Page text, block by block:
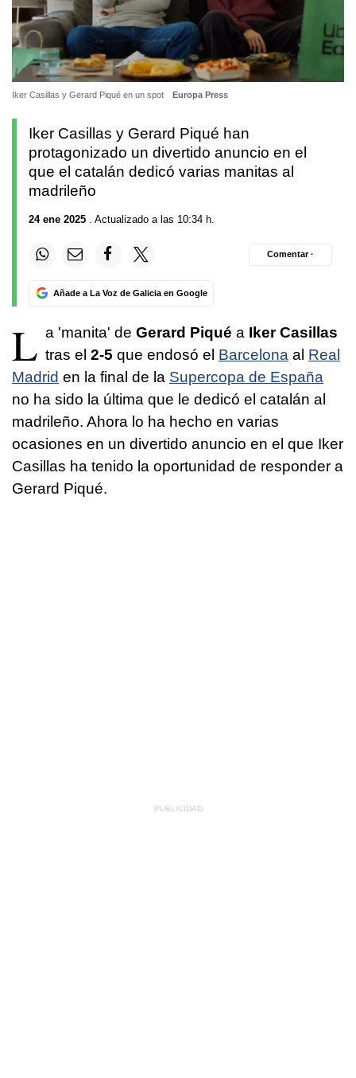
Iker Casillas y Gerard Piqué en un spot Europa Press
Iker Casillas y Gerard Piqué han
protagonizado un divertido anuncio en el
que el catalán dedicó varias manitas al
madrileño
24 ene 2025 . Actualizado a las 10:34 h.
Añade a La Voz de Galicia en Google
Comentar ·
L a 'manita' de Gerard Piqué a Iker Casillas
tras el 2-5 que endosó el Barcelona al Real
Madrid en la final de la Supercopa de España
no ha sido la última que le dedicó el catalán al
madrileño. Ahora lo ha hecho en varias
ocasiones en un divertido anuncio en el que Iker
Casillas ha tenido la oportunidad de responder a
Gerard Piqué.